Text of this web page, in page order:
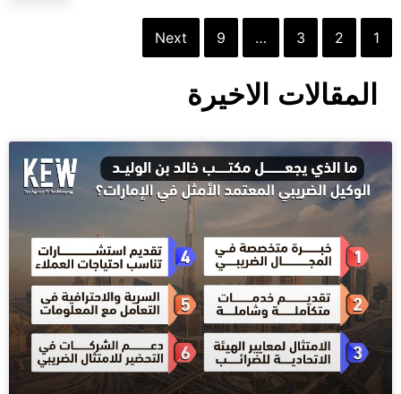
1
2
3
…
9
Next
المقالات الاخيرة